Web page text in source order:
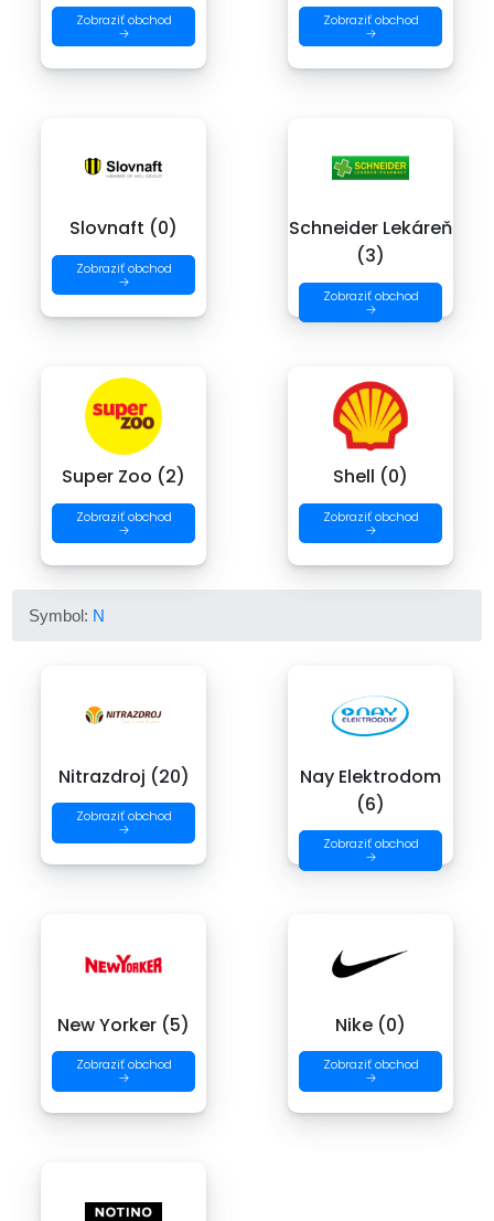
Zobraziť obchod
→
Zobraziť obchod
→
Slovnaft (0)
Zobraziť obchod
→
Schneider Lekáreň
(3)
Zobraziť obchod
→
Super Zoo (2)
Zobraziť obchod
→
Shell (0)
Zobraziť obchod
→
Symbol: N
Nitrazdroj (20)
Zobraziť obchod
→
Nay Elektrodom
(6)
Zobraziť obchod
→
New Yorker (5)
Zobraziť obchod
→
Nike (0)
Zobraziť obchod
→